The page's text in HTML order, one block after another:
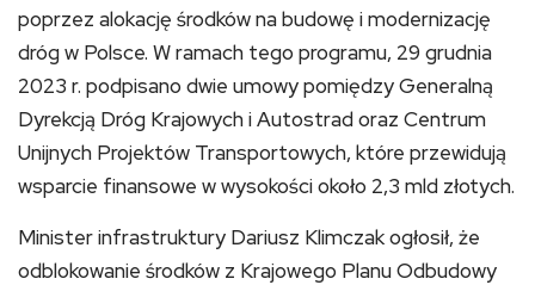
poprzez alokację środków na budowę i modernizację
dróg w Polsce. W ramach tego programu, 29 grudnia
2023 r. podpisano dwie umowy pomiędzy Generalną
Dyrekcją Dróg Krajowych i Autostrad oraz Centrum
Unijnych Projektów Transportowych, które przewidują
wsparcie finansowe w wysokości około 2,3 mld złotych.
Minister infrastruktury Dariusz Klimczak ogłosił, że
odblokowanie środków z Krajowego Planu Odbudowy